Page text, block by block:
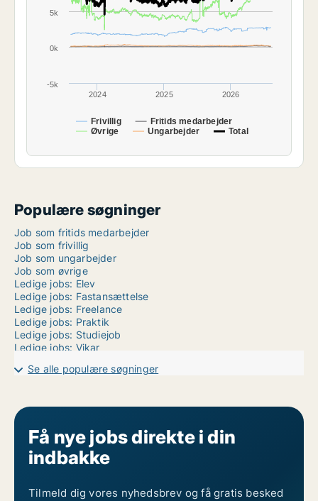
Frivillig
Fritids medarbejder
Øvrige
Ungarbejder Total
2024 2025 2026
-5k
0k
5k
Populære søgninger
Job som fritids medarbejder
Job som frivillig
Job som ungarbejder
Job som øvrige
Ledige jobs: Elev
Ledige jobs: Fastansættelse
Ledige jobs: Freelance
Ledige jobs: Praktik
Ledige jobs: Studiejob
Ledige jobs: Vikar
Se alle populære søgninger
Få nye jobs direkte i din
indbakke
Tilmeld dig vores nyhedsbrev og få gratis besked